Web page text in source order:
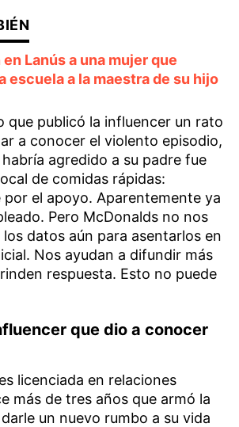
Lanús a una mujer que
escuela a la maestra de su hijo
que publicó la influencer un rato
a conocer el violento episodio,
agredido a su padre fue
de comidas rápidas:
por el apoyo. Aparentemente ya
Pero McDonalds no nos
datos aún para asentarlos en
Nos ayudan a difundir más
respuesta. Esto no puede
que dio a conocer
licenciada en relaciones
más de tres años que armó la
un nuevo rumbo a su vida